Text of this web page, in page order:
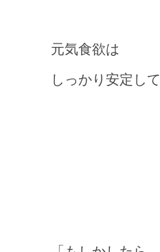
元気食欲は
しっかり安定し